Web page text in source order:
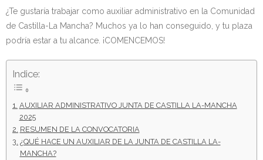
- - OPOSICIÓN Celador SAS – 2025
- - OPOSICIÓN Auxiliar Administrativo de la Junta de
Andalucía - 2024
- - OPOSICIÓN Administrativo de la Junta de Andalucía –
2024
- Aragón
¿Te gustaría trabajar como auxiliar administrativo en la Comunidad
de Castilla-La Mancha? Muchos ya lo han conseguido, y tu plaza
podría estar a tu alcance. ¡COMENCEMOS!
Indice:
AUXILIAR ADMINISTRATIVO JUNTA DE CASTILLA LA-MANCHA
2025
RESUMEN DE LA CONVOCATORIA
¿QUÉ HACE UN AUXILIAR DE LA JUNTA DE CASTILLA LA-
MANCHA?